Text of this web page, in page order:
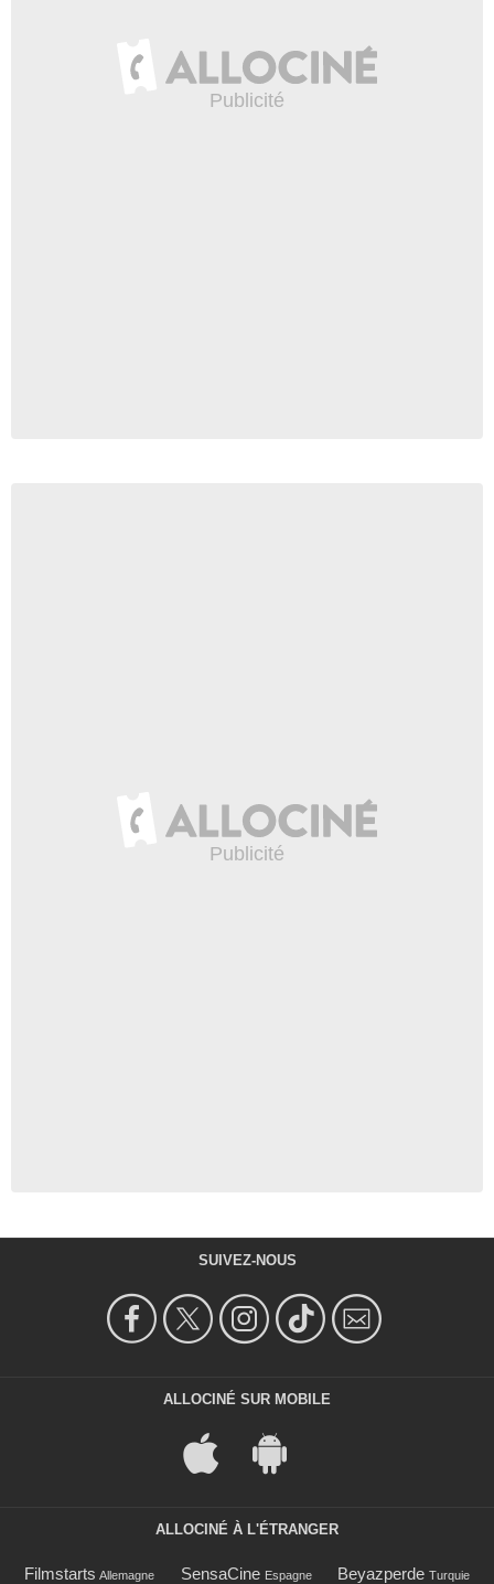
SUIVEZ-NOUS
ALLOCINÉ SUR MOBILE
ALLOCINÉ À L'ÉTRANGER
Filmstarts Allemagne SensaCine Espagne Beyazperde Turquie